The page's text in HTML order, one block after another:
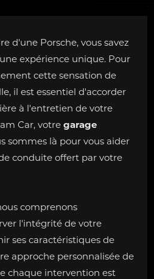
d'une Porsche, vous savez
expérience unique. Pour
cette sensation de
il est essentiel d'accorder
à l'entretien de votre
Car, votregarage
sommes là pour vous aider
conduite offert par votre
comprenons
l'intégrité de votre
ses caractéristiques de
approche personnalisée de
chaque intervention est